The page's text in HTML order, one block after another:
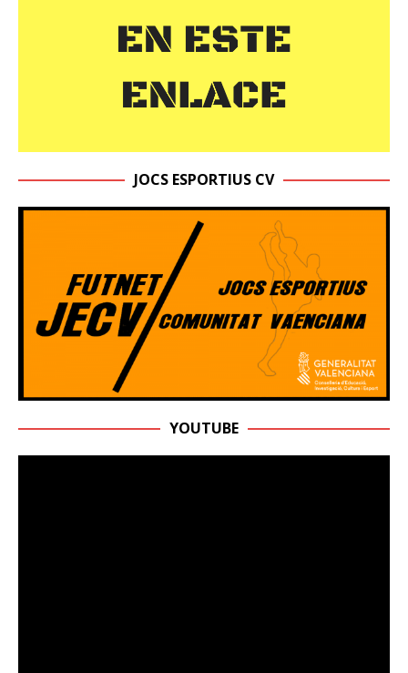
JOCS ESPORTIUS CV
YOUTUBE